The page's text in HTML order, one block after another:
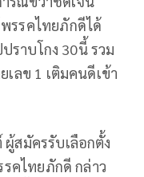
รรคไทยภักดีได้
ราบโกง 30นี้ รวม
ลข 1 เติมคนดีเข้า
สมัครรับเลือกตั้ง
คไทยภักดี กล่าว